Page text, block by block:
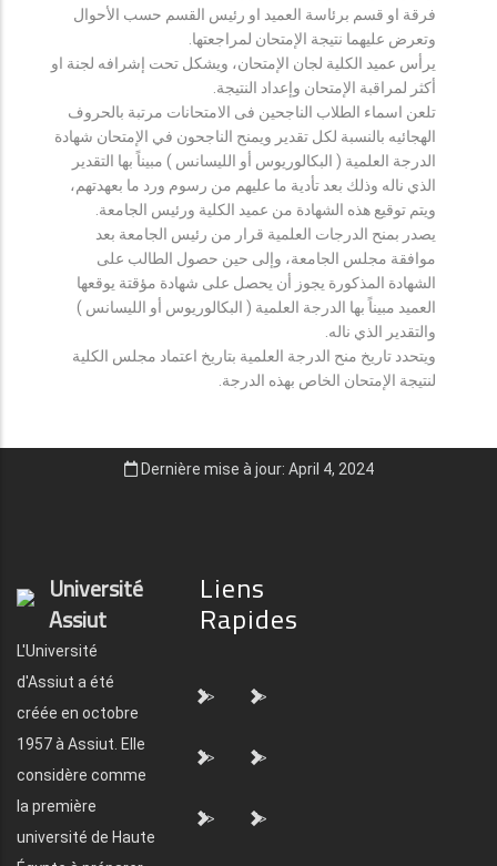
فرقة او قسم برئاسة العميد او رئيس القسم حسب الأحوال
وتعرض عليهما نتيجة الإمتحان لمراجعتها.
يرأس عميد الكلية لجان الإمتحان، ويشكل تحت إشرافه لجنة او
أكثر لمراقبة الإمتحان وإعداد النتيجة.
تلعن اسماء الطلاب الناجحين فى الامتحانات مرتبة بالحروف
الهجائيه بالنسبة لكل تقدير ويمنح الناجحون في الإمتحان شهادة
الدرجة العلمية ( البكالوريوس أو الليسانس ) مبيناً بها التقدير
الذي ناله وذلك بعد تأدية ما عليهم من رسوم ورد ما بعهدتهم،
ويتم توقيع هذه الشهادة من عميد الكلية ورئيس الجامعة.
يصدر بمنح الدرجات العلمية قرار من رئيس الجامعة بعد
موافقة مجلس الجامعة، وإلى حين حصول الطالب على
الشهادة المذكورة يجوز أن يحصل على شهادة مؤقتة يوقعها
العميد مبيناً بها الدرجة العلمية ( البكالوريوس أو الليسانس )
والتقدير الذي ناله.
ويتحدد تاريخ منح الدرجة العلمية بتاريخ اعتماد مجلس الكلية
لنتيجة الإمتحان الخاص بهذه الدرجة.
Dernière mise à jour: April 4, 2024
Université
Assiut
L'Université
d'Assiut a été
créée en octobre
1957 à Assiut. Elle
considère comme
la première
université de Haute
Liens
Rapides
"> ">
"> ">
"> ">